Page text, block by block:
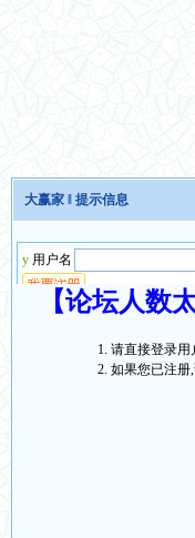
大赢家 ‖ 提示信息
【论坛人数
请直接登录用
如果您已注册